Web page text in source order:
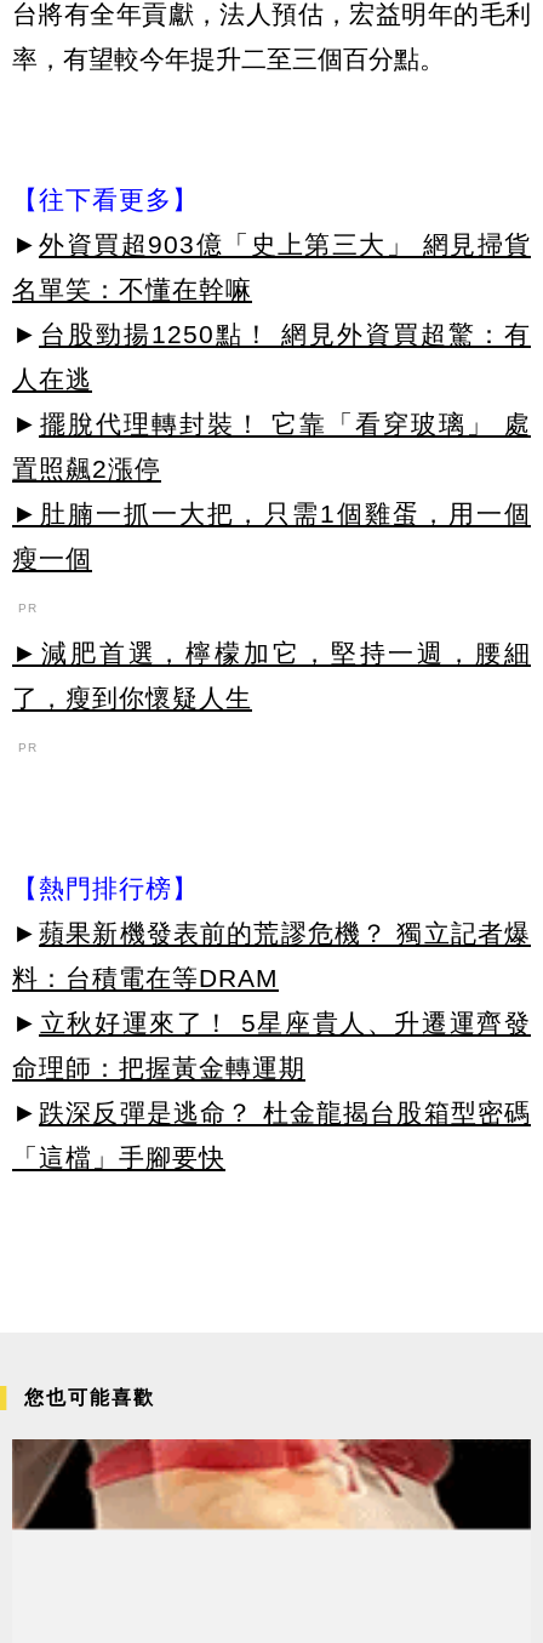
台將有全年貢獻，法人預估，宏益明年的毛利
率，有望較今年提升二至三個百分點。
【往下看更多】
► 外資買超903億「史上第三大」 網見掃貨
名單笑：不懂在幹嘛
► 台股勁揚1250點！ 網見外資買超驚：有
人在逃
► 擺脫代理轉封裝！ 它靠「看穿玻璃」 處
置照飆2漲停
►肚腩一抓一大把，只需1個雞蛋，用一個
瘦一個
PR
►減肥首選，檸檬加它，堅持一週，腰細
了，瘦到你懷疑人生
PR
【熱門排行榜】
► 蘋果新機發表前的荒謬危機？ 獨立記者爆
料：台積電在等DRAM
► 立秋好運來了！ 5星座貴人、升遷運齊發
命理師：把握黃金轉運期
► 跌深反彈是逃命？ 杜金龍揭台股箱型密碼
「這檔」手腳要快
您也可能喜歡